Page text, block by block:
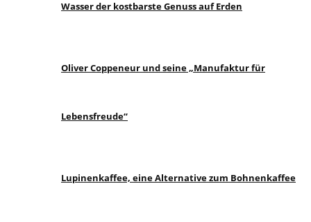
Wasser der kostbarste Genuss auf Erden
Oliver Coppeneur und seine „Manufaktur für
Lebensfreude“
Lupinenkaffee, eine Alternative zum Bohnenkaffee